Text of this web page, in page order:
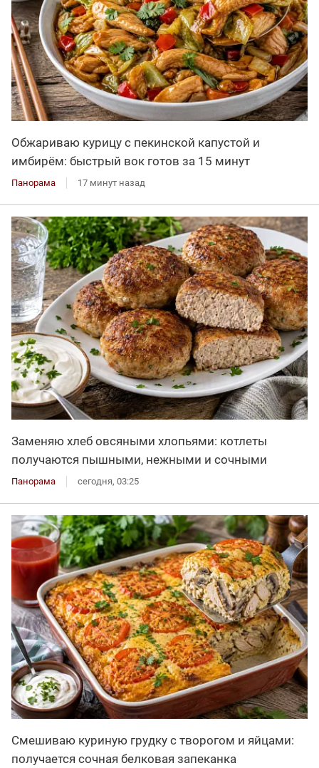
Обжариваю курицу с пекинской капустой и
имбирём: быстрый вок готов за 15 минут
Панорама 17 минут назад
Заменяю хлеб овсяными хлопьями: котлеты
получаются пышными, нежными и сочными
Панорама сегодня, 03:25
Смешиваю куриную грудку с творогом и яйцами:
получается сочная белковая запеканка